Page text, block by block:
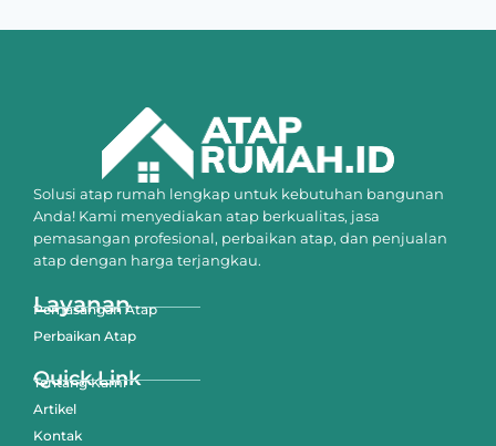
Solusi atap rumah lengkap untuk kebutuhan bangunan
Anda! Kami menyediakan atap berkualitas, jasa
pemasangan profesional, perbaikan atap, dan penjualan
atap dengan harga terjangkau.
Layanan
Pemasangan Atap
Perbaikan Atap
Quick Link
Tentang Kami
Artikel
Kontak